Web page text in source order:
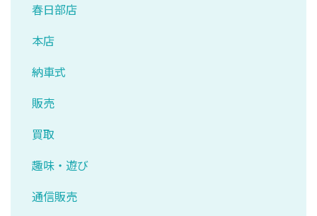
春日部店
本店
納車式
販売
買取
趣味・遊び
通信販売